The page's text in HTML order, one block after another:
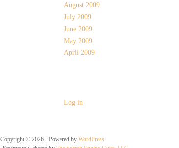
August 2009
July 2009
June 2009
May 2009
April 2009
Log in
Copyright © 2026 - Powered by WordPress